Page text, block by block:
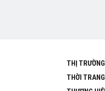
THỊ
THỜI